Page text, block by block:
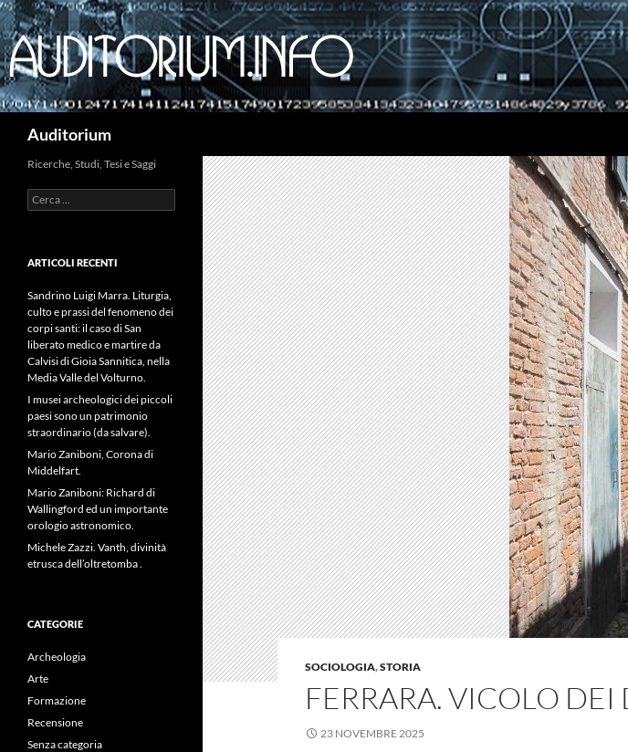
Auditorium
SOCIOLOGIA,STORIA
FERRARA. VICOLO
23 NOVEMBRE 2025
Ricerche, Studi, Tesi e Saggi
Ricerca
per:
ARTICOLI RECENTI
Sandrino Luigi Marra. Liturgia,
culto e prassi del fenomeno dei
corpi santi: il caso di San
liberato medico e martire da
Calvisi di Gioia Sannitica, nella
Media Valle del Volturno.
I musei archeologici dei piccoli
paesi sono un patrimonio
straordinario (da salvare).
Mario Zaniboni, Corona di
Middelfart.
Mario Zaniboni: Richard di
Wallingford ed un importante
orologio astronomico.
Michele Zazzi. Vanth, divinità
etrusca dell’oltretomba .
CATEGORIE
Archeologia
Arte
Formazione
Recensione
Senza categoria